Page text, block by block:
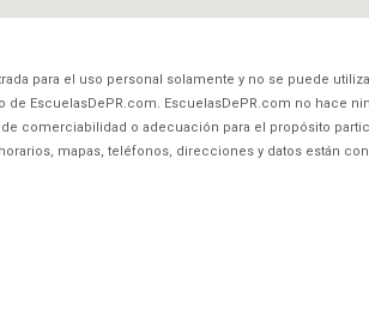
para el uso personal solamente y no se puede
EscuelasDePR.com. EscuelasDePR.com no hace
comerciabilidad o adecuación para el propósito
mapas, teléfonos, direcciones y datos están